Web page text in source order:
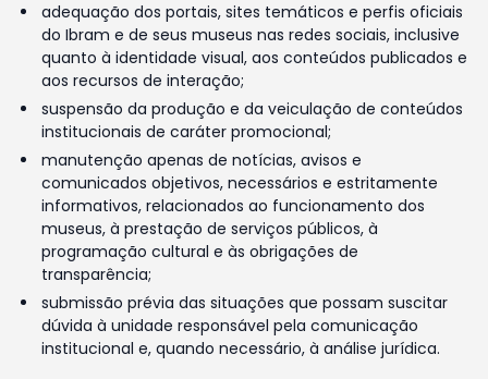
adequação dos portais, sites temáticos e perfis oficiais
do Ibram e de seus museus nas redes sociais, inclusive
quanto à identidade visual, aos conteúdos publicados e
aos recursos de interação;
suspensão da produção e da veiculação de conteúdos
institucionais de caráter promocional;
manutenção apenas de notícias, avisos e
comunicados objetivos, necessários e estritamente
informativos, relacionados ao funcionamento dos
museus, à prestação de serviços públicos, à
programação cultural e às obrigações de
transparência;
submissão prévia das situações que possam suscitar
dúvida à unidade responsável pela comunicação
institucional e, quando necessário, à análise jurídica.